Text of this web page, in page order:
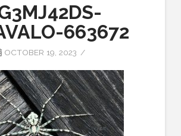
663672
OCTOBER 19, 2023